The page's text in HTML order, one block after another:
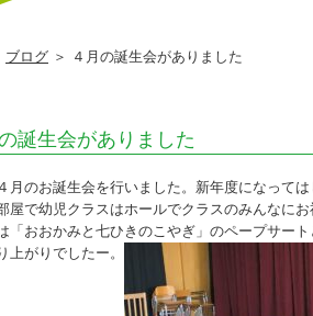
人
ら
ゆ
り
会
保
ブログ ＞ ４月の誕生会がありました
誕生会がありました
月のお誕生会を行いました。新年度になって
屋で幼児クラスはホールでクラスのみんなに
「おおかみと七ひきのこやぎ」のペープサー
上がりでしたー。